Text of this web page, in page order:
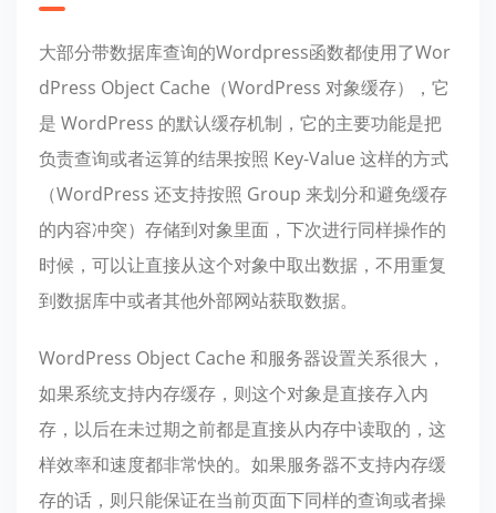
大部分带数据库查询的Wordpress函数都使用了Wor
dPress Object Cache（WordPress 对象缓存），它
是 WordPress 的默认缓存机制，它的主要功能是把
负责查询或者运算的结果按照 Key-Value 这样的方式
（WordPress 还支持按照 Group 来划分和避免缓存
的内容冲突）存储到对象里面，下次进行同样操作的
时候，可以让直接从这个对象中取出数据，不用重复
到数据库中或者其他外部网站获取数据。
WordPress Object Cache 和服务器设置关系很大，
如果系统支持内存缓存，则这个对象是直接存入内
存，以后在未过期之前都是直接从内存中读取的，这
样效率和速度都非常快的。如果服务器不支持内存缓
存的话，则只能保证在当前页面下同样的查询或者操